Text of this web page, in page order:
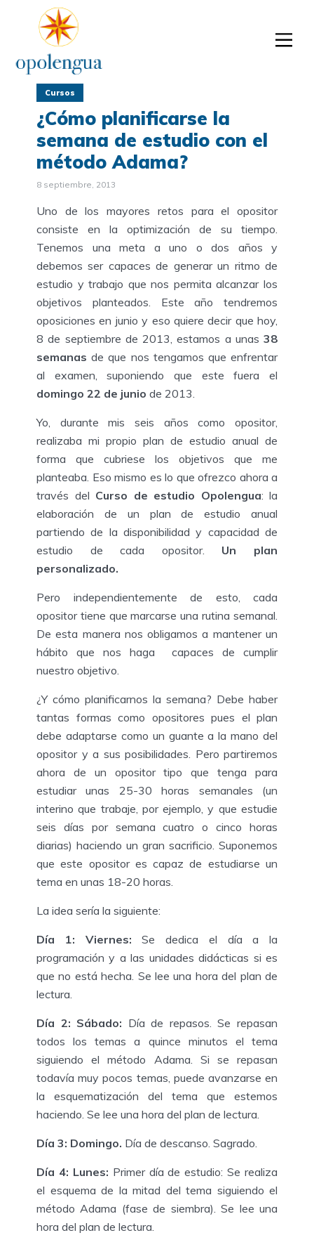
Cursos
¿Cómo planificarse la
semana de estudio con el
método Adama?
8 septiembre, 2013
Uno de los mayores retos para el opositor
consiste en la optimización de su tiempo.
Tenemos una meta a uno o dos años y
debemos ser capaces de generar un ritmo de
estudio y trabajo que nos permita alcanzar los
objetivos planteados. Este año tendremos
oposiciones en junio y eso quiere decir que hoy,
8 de septiembre de 2013, estamos a unas 38
semanas de que nos tengamos que enfrentar
al examen, suponiendo que este fuera el
domingo 22 de junio de 2013.
Yo, durante mis seis años como opositor,
realizaba mi propio plan de estudio anual de
forma que cubriese los objetivos que me
planteaba. Eso mismo es lo que ofrezco ahora a
través del Curso de estudio Opolengua: la
elaboración de un plan de estudio anual
partiendo de la disponibilidad y capacidad de
estudio de cada opositor. Un plan
personalizado.
Pero independientemente de esto, cada
opositor tiene que marcarse una rutina semanal.
De esta manera nos obligamos a mantener un
hábito que nos haga capaces de cumplir
nuestro objetivo.
¿Y cómo planificarnos la semana? Debe haber
tantas formas como opositores pues el plan
debe adaptarse como un guante a la mano del
opositor y a sus posibilidades. Pero partiremos
ahora de un opositor tipo que tenga para
estudiar unas 25-30 horas semanales (un
interino que trabaje, por ejemplo, y que estudie
seis días por semana cuatro o cinco horas
diarias) haciendo un gran sacrificio. Suponemos
que este opositor es capaz de estudiarse un
tema en unas 18-20 horas.
La idea sería la siguiente:
Día 1: Viernes: Se dedica el día a la
programación y a las unidades didácticas si es
que no está hecha. Se lee una hora del plan de
lectura.
Día 2: Sábado: Día de repasos. Se repasan
todos los temas a quince minutos el tema
siguiendo el método Adama. Si se repasan
todavía muy pocos temas, puede avanzarse en
la esquematización del tema que estemos
haciendo. Se lee una hora del plan de lectura.
Día 3: Domingo. Día de descanso. Sagrado.
Día 4: Lunes: Primer día de estudio: Se realiza
el esquema de la mitad del tema siguiendo el
método Adama (fase de siembra). Se lee una
hora del plan de lectura.